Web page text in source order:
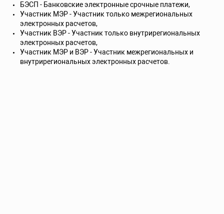
БЭСП - Банковские электронные срочные платежи,
Участник МЭР - Участник только межрегиональных
электронных расчетов,
Участник ВЭР - Участник только внутрирегиональных
электронных расчетов,
Участник МЭР и ВЭР - Участник межрегиональных и
внутрирегиональных электронных расчетов.